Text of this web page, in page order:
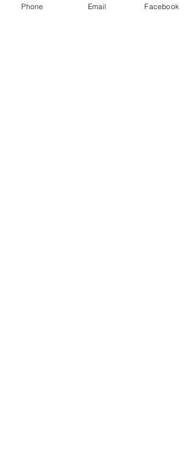
Phone Email Facebook